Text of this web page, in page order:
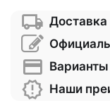
Доставка
Наши